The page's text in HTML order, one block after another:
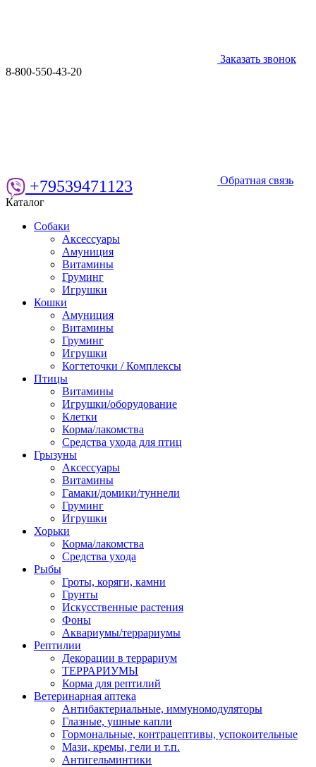
Заказать звонок
8-800-550-43-20
Обратная связь
+79539471123
Каталог
Собаки
Аксессуары
Амуниция
Витамины
Груминг
Игрушки
Кошки
Амуниция
Витамины
Груминг
Игрушки
Когтеточки / Комплексы
Птицы
Витамины
Игрушки/оборудование
Клетки
Корма/лакомства
Средства ухода для птиц
Грызуны
Аксессуары
Витамины
Гамаки/домики/туннели
Груминг
Игрушки
Хорьки
Корма/лакомства
Средства ухода
Рыбы
Гроты, коряги, камни
Грунты
Искусственные растения
Фоны
Аквариумы/террариумы
Рептилии
Декорации в террариум
ТЕРРАРИУМЫ
Корма для рептилий
Ветеринарная аптека
Антибактериальные, иммуномодуляторы
Глазные, ушные капли
Гормональные, контрацептивы, успокоительные
Мази, кремы, гели и т.п.
Антигельминтики